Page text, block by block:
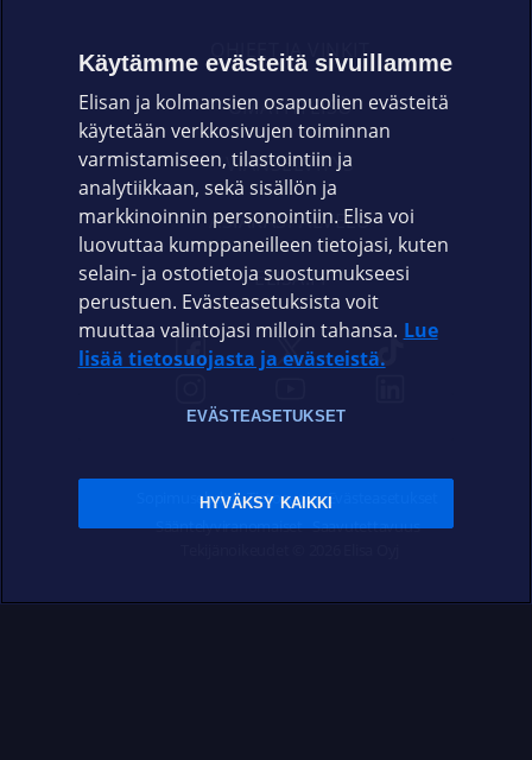
OHJEET JA VINKIT
OMAYHTEISÖ
VIANSELVITYS
ASIAKASPALVELU
ELISA.FI
Sopimusehdot Tietosuoja Evästeasetukset
Sääntelyviranomaiset Saavutettavuus
Käytämme evästeitä sivuillamme
Elisan ja kolmansien osapuolien evästeitä
käytetään verkkosivujen toiminnan
varmistamiseen, tilastointiin ja
analytiikkaan, sekä sisällön ja
markkinoinnin personointiin. Elisa voi
luovuttaa kumppaneilleen tietojasi, kuten
selain- ja ostotietoja suostumukseesi
perustuen. Evästeasetuksista voit
muuttaa valintojasi milloin tahansa. Lue
lisää tietosuojasta ja evästeistä.
EVÄSTEASETUKSET
HYVÄKSY KAIKKI